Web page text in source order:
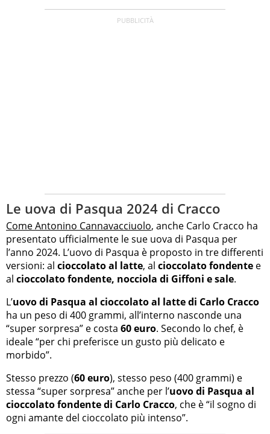
Le uova di Pasqua 2024 di Cracco
Come Antonino Cannavacciuolo, anche Carlo Cracco ha
presentato ufficialmente le sue uova di Pasqua per
l’anno 2024. L’uovo di Pasqua è proposto in tre differenti
versioni: al cioccolato al latte, al cioccolato fondente e
al cioccolato fondente, nocciola di Giffoni e sale.
L’uovo di Pasqua al cioccolato al latte di Carlo Cracco
ha un peso di 400 grammi, all’interno nasconde una
“super sorpresa” e costa 60 euro. Secondo lo chef, è
ideale “per chi preferisce un gusto più delicato e
morbido”.
Stesso prezzo (60 euro), stesso peso (400 grammi) e
stessa “super sorpresa” anche per l’uovo di Pasqua al
cioccolato fondente di Carlo Cracco, che è “il sogno di
ogni amante del cioccolato più intenso”.